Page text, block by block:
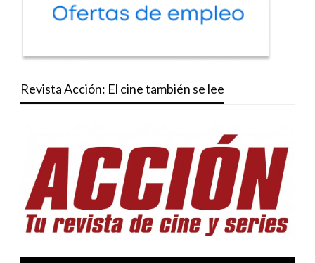
Revista Acción: El cine también se lee